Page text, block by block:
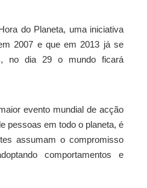
do Planeta, uma iniciativa
2007 e que em 2013 já se
no dia 29 o mundo ficará
evento mundial de acção
pessoas em todo o planeta, é
assumam o compromisso
comportamentos e